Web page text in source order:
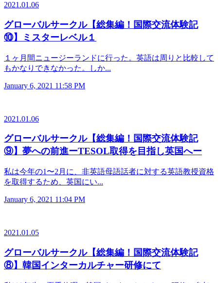
2021.01.06
グローバルサークル【総集編！国際交流体験記
⑩】ミスターレベル１
１ヶ月間ニュージーランドに行った。英語は周りと比較して
もかなりできなかった。しか...
January 6, 2021 11:58 PM
2021.01.06
グローバルサークル【総集編！国際交流体験記
⑨】夢への前進ーTESOL取得を目指し英国へー
私は今年の1〜2月に、非英語母語話者に対する英語教授資格
を取得するため、英国にい...
January 6, 2021 11:04 PM
2021.01.05
グローバルサークル【総集編！国際交流体験記
⑧】韓国インターカルチャー研修にて